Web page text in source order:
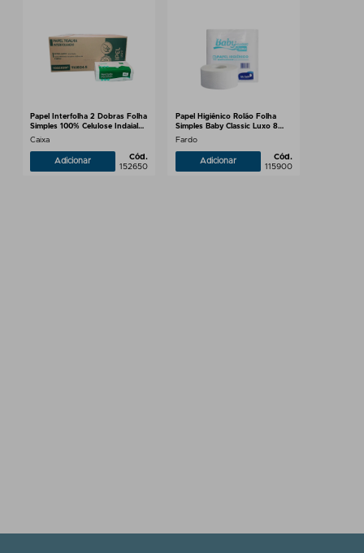
Papel Interfolha 2 Dobras Folha
Simples 100% Celulose Indaial
5.000 folhas
Caixa
Adicionar
Cód.
152650
Papel Higiênico Rolão Folha
Simples Baby Classic Luxo 8
rolos de 300m
Fardo
Adicionar
Cód.
115900